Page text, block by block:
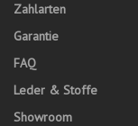
Zahlarten
Garantie
FAQ
Leder & Stoffe
Showroom